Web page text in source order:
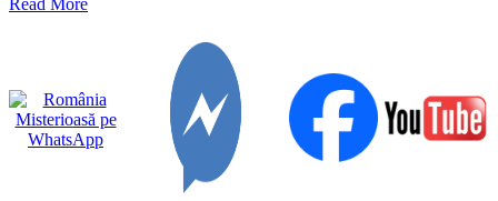
Read More
organizația
teroristă
Hamas